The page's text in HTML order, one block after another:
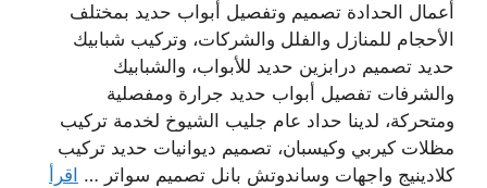
أعمال الحدادة تصميم وتفصيل أبواب حديد بمختلف
الأحجام للمنازل والفلل والشركات، وتركيب شبابيك
حديد تصميم درابزين حديد للأبواب، والشبابيك
والشرفات تفصيل أبواب حديد جرارة ومفصلية
ومتحركة، لدينا حداد عام جليب الشيوخ لخدمة تركيب
مظلات كيربي وكيسبان، تصميم ديوانيات حديد تركيب
كلادينيج واجهات وساندوتش بانل تصميم سواتر … اقرأ